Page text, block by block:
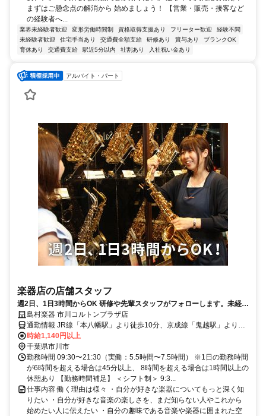
まずはご懸念点の解消から 始めましょう！ 【営業・販売・接客など
の経験者へ...
業界未経験者歓迎 変形労働時間制 資格取得支援あり フリーター歓迎
経験不問
未経験者歓迎
住宅手当あり 交通費全額支給 研修あり 賞与あり
ブランクOK
育休あり
交通費支給 駅近5分以内 社割あり 入社祝い金あり
アルバイト・パート
楽器店の店舗スタッフ
週2日、1日3時間からOK 研修や先輩スタッフがフォローします。未経験
者歓迎です
島村楽器 市川コルトンプラザ店
通勤情報 JR線「本八幡駅」より徒歩10分、京成線「鬼越駅」より徒
歩5分
時給1,140円以上
千葉県市川市
勤務時間 09:30〜21:30（実働：5.5時間〜7.5時間） ※1日の勤務時間
が6時間を超える場合は45分以上、 8時間を超える場合は1時間以上の
休憩あり 【勤務時間補足】 ＜シフト制＞ 9:3...
仕事内容 働く理由は様々 ・自分が好きな楽器についてもっと深く知
りたい ・自分が好きな音楽の楽しさを、まだ知らない人やこれから
始めたい人に伝えたい ・自分の趣味である音楽や楽器に囲まれた空